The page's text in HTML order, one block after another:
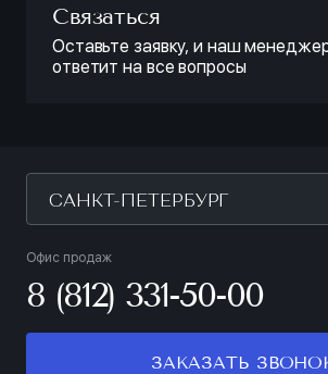
Связаться
Оставьте заявку, и наш
ответит на все вопросы
САНКТ-ПЕТЕРБУРГ
Офис продаж
8 (812) 331-50-00
ЗАКАЗАТЬ